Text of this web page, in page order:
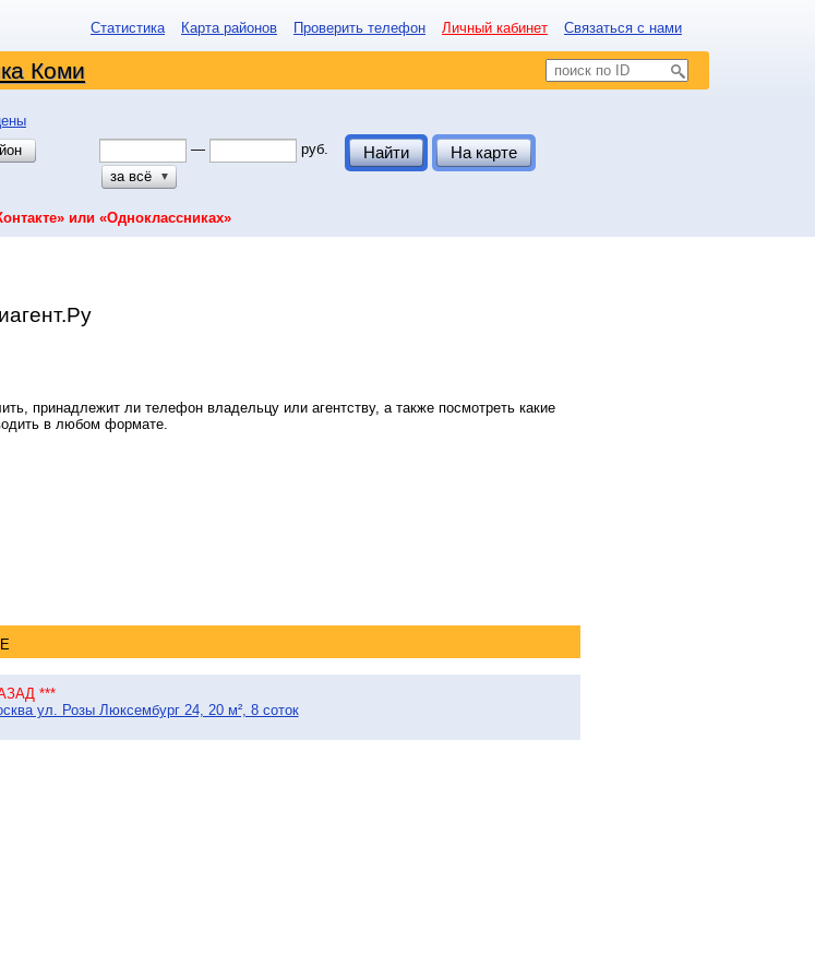
Статистика Карта районов Проверить телефон Личный кабинет Связаться с нами
Коми
—
руб.
за всё
▼
Найти На карте
или «Одноклассниках»
принадлежит ли телефон владельцу или агентству, а также посмотреть какие
в любом формате.
***
ул. Розы Люксембург 24, 20 м², 8 соток